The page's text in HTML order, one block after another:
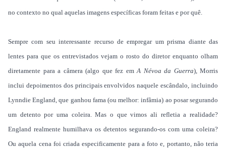
no contexto no qual aquelas imagens específicas foram feitas e por quê.
Sempre com seu interessante recurso de empregar um prisma diante das
lentes para que os entrevistados vejam o rosto do diretor enquanto olham
diretamente para a câmera (algo que fez emA Névoa da Guerra), Morris
inclui depoimentos dos principais envolvidos naquele escândalo, incluindo
Lynndie England, que ganhou fama (ou melhor: infâmia) ao posar segurando
um detento por uma coleira. Mas o que vimos ali refletia a realidade?
England realmente humilhava os detentos segurando-os com uma coleira?
Ou aquela cena foi criada especificamente para a foto e, portanto, não teria